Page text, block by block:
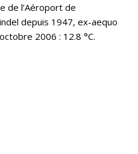
de l’Aéroport de
depuis 1947, ex-aequo
2006 : 12.8 °C.